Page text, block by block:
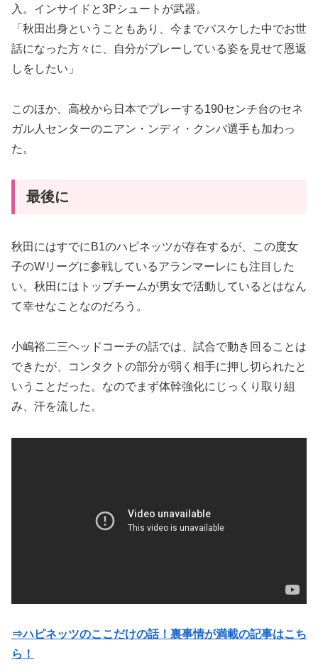
入。インサイドと3Pシュートが武器。
「秋田出身ということもあり、今までバスケした中でお世
話になった方々に、自分がプレーしている姿を見せて恩返
しをしたい」
このほか、高校から日本でプレーする190センチ台のセネ
ガル人センターのニアン・ンディ・クンバ選手も加わっ
た。
最後に
秋田にはすでにB1のハピネッツが存在するが、この度女
子のWリーグに参戦しているアランマーレにも注目した
い。秋田にはトップチームが男女で活動しているとはなん
て幸せなことなのだろう。
小嶋裕二三ヘッドコーチの話では、試合で動き回ることは
できたが、コンタクトの部分が弱く相手に押し切られたと
いうことだった。なのでまず体幹強化にじっくり取り組
み、汗を流した。
⇒ハピネッツのここだけの話！裏事情が満載の記事はこち
ら！